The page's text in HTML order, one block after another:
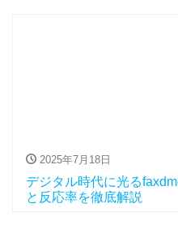
2025年7月18日
デジタル時代に光る
と反応率を徹底解説